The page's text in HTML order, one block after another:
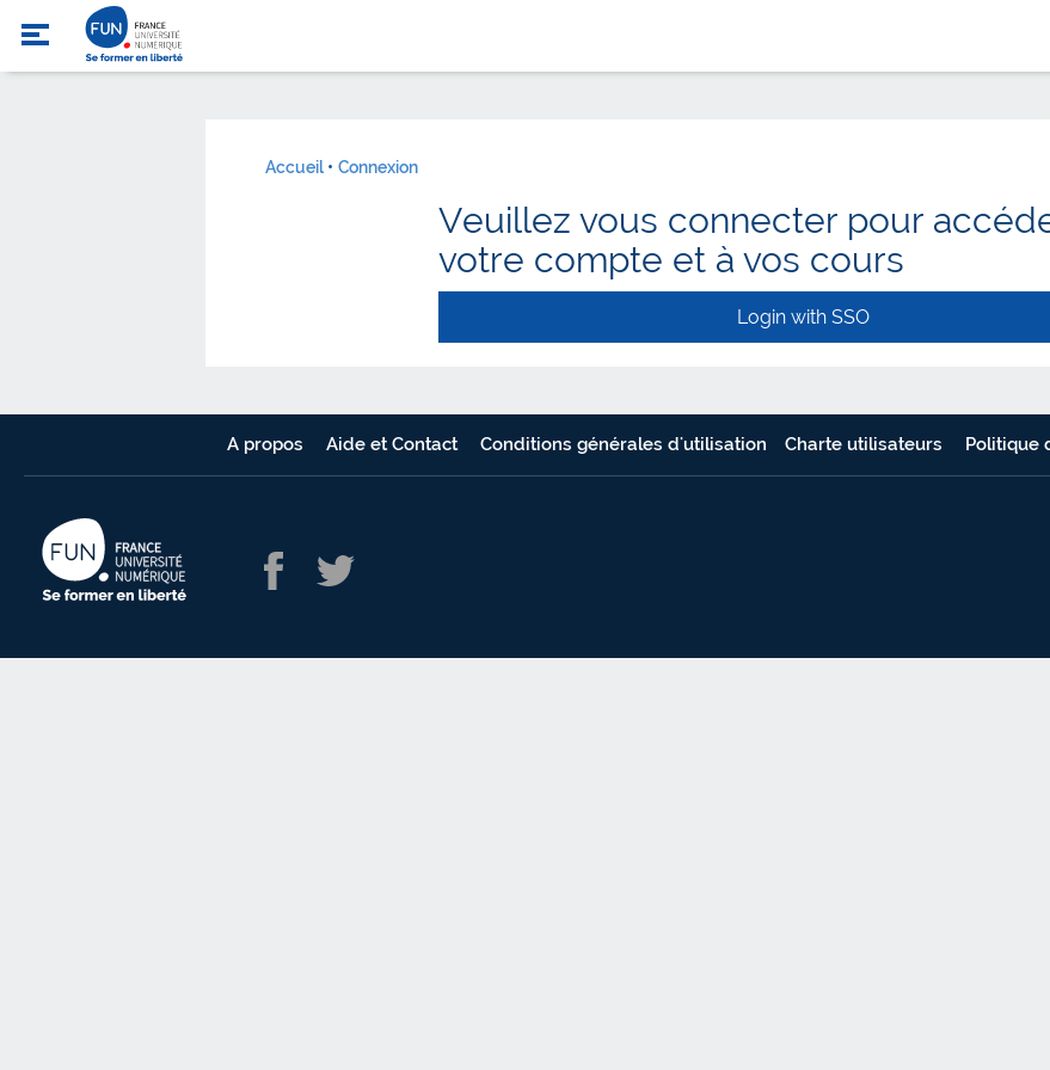
Accueil Connexion
Veuillez vous connecter pour
votre compte et à vos cours
Login with SSO
A propos Aide et Contact Conditions générales d'utilisation Charte utilisateurs Politique